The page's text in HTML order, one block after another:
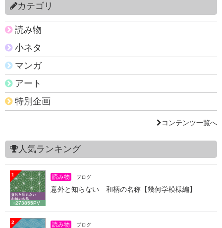
カテゴリ
読み物
小ネタ
マンガ
アート
特別企画
コンテンツ一覧へ
人気ランキング
1
273855PV
読み物 ブログ
意外と知らない 和柄の名称【幾何学模様編】
2 読み物 ブログ